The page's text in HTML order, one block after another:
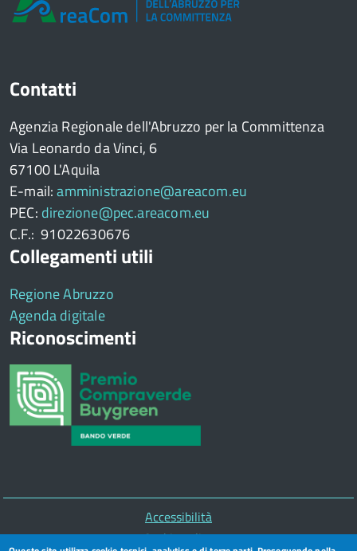
Contatti
Agenzia Regionale dell'Abruzzo per la Committenza
Via Leonardo da Vinci, 6
67100 L'Aquila
E-mail:amministrazione@areacom.eu
PEC: direzione@pec.areacom.eu
C.F.: 91022630676
Collegamenti utili
Regione Abruzzo
Agenda digitale
Riconoscimenti
di
Accessibilità
Cookie policy